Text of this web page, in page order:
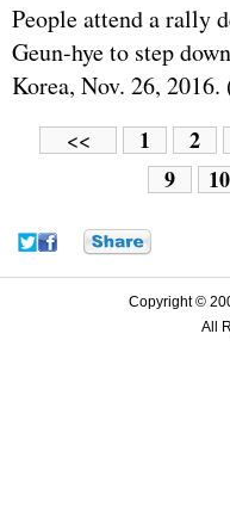
People attend a rally
Geun-hye to step
Korea, Nov. 26,
<< 1 2
9
10
Copyright ©
All